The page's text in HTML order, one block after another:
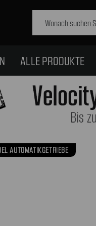
ALLE PRODUKTE
AUTOMATIKGETRIEBE